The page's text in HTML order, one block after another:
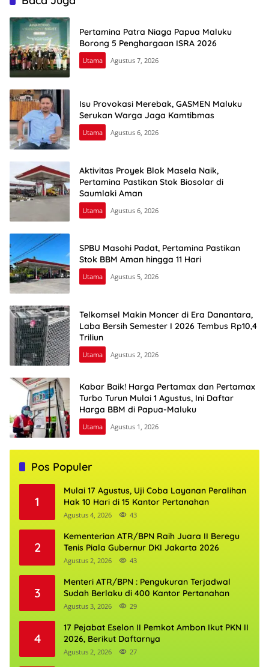
Pertamina Patra Niaga Papua Maluku
Borong 5 Penghargaan ISRA 2026
Utama Agustus 7, 2026
Isu Provokasi Merebak, GASMEN Maluku
Serukan Warga Jaga Kamtibmas
Utama Agustus 6, 2026
Aktivitas Proyek Blok Masela Naik,
Pertamina Pastikan Stok Biosolar di
Saumlaki Aman
Utama Agustus 6, 2026
SPBU Masohi Padat, Pertamina Pastikan
Stok BBM Aman hingga 11 Hari
Utama Agustus 5, 2026
Telkomsel Makin Moncer di Era Danantara,
Laba Bersih Semester I 2026 Tembus Rp10,4
Triliun
Utama Agustus 2, 2026
Kabar Baik! Harga Pertamax dan Pertamax
Turbo Turun Mulai 1 Agustus, Ini Daftar
Harga BBM di Papua-Maluku
Utama Agustus 1, 2026
Pos Populer
1
Mulai 17 Agustus, Uji Coba Layanan Peralihan
Hak 10 Hari di 15 Kantor Pertanahan
Agustus 4, 2026 43
2
Kementerian ATR/BPN Raih Juara II Beregu
Tenis Piala Gubernur DKI Jakarta 2026
Agustus 2, 2026 43
3
Menteri ATR/BPN : Pengukuran Terjadwal
Sudah Berlaku di 400 Kantor Pertanahan
Agustus 3, 2026 29
4
17 Pejabat Eselon II Pemkot Ambon Ikut PKN II
2026, Berikut Daftarnya
Agustus 2, 2026 27